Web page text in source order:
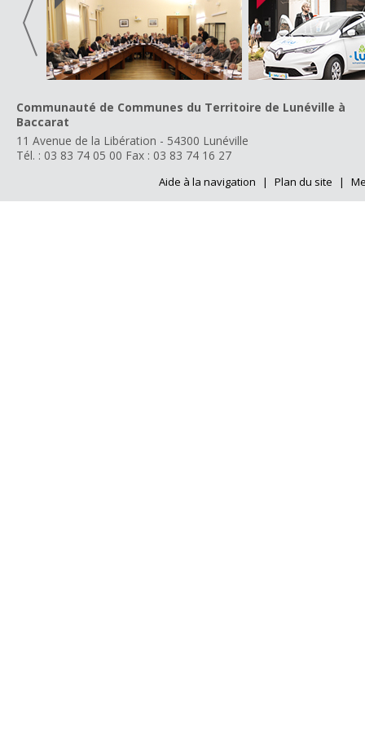
Communauté de Communes du Territoire de Lunéville à
Baccarat
11 Avenue de la Libération - 54300 Lunéville
Tél. : 03 83 74 05 00 Fax : 03 83 74 16 27
Aide à la navigation | Plan du site |